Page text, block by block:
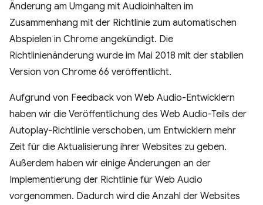
Änderung am Umgang mit Audioinhalten im
Zusammenhang mit der Richtlinie zum automatischen
Abspielen in Chrome angekündigt. Die
Richtlinienänderung wurde im Mai 2018 mit der stabilen
Version von Chrome 66 veröffentlicht.
Aufgrund von Feedback von Web Audio-Entwicklern
haben wir die Veröffentlichung des Web Audio-Teils der
Autoplay-Richtlinie verschoben, um Entwicklern mehr
Zeit für die Aktualisierung ihrer Websites zu geben.
Außerdem haben wir einige Änderungen an der
Implementierung der Richtlinie für Web Audio
vorgenommen. Dadurch wird die Anzahl der Websites